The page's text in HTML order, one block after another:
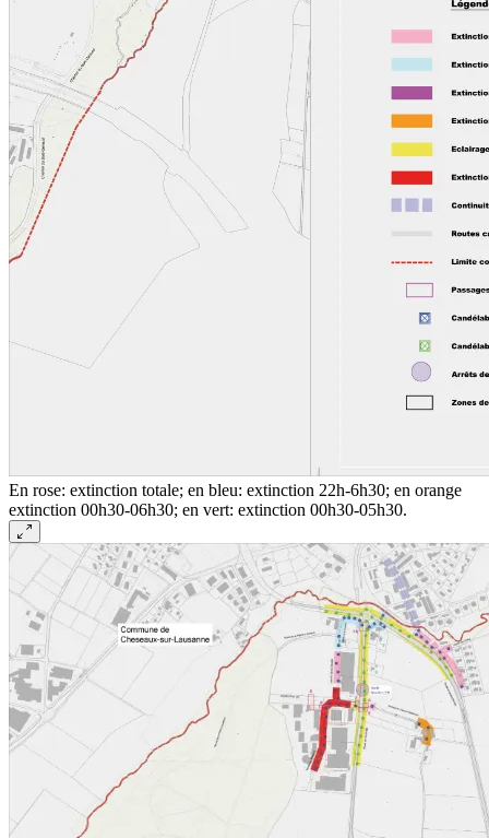
En rose: extinction totale; en bleu: extinction 22h-6h30; en orange
extinction 00h30-06h30; en vert: extinction 00h30-05h30.